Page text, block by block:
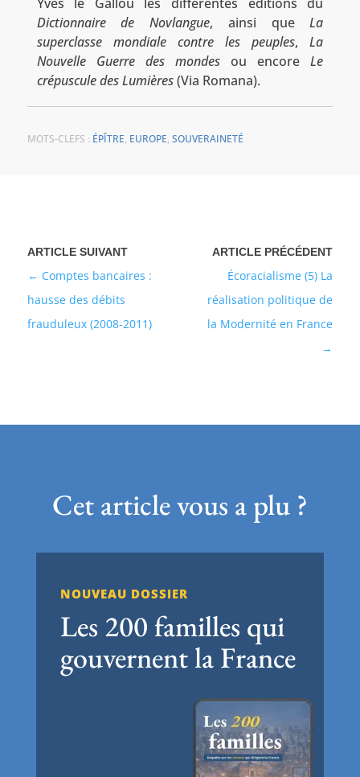
Yves le Gallou les différentes éditions du
Dictionnaire de Novlangue, ainsi queLa
superclasse mondiale contre les peuples,La
Nouvelle Guerre des mondes ou encoreLe
crépuscule des Lumières(Via Romana).
MOTS-CLEFS : ÉPÎTRE, EUROPE, SOUVERAINETÉ
Écoracialisme (5) La
réalisation politique de
la Modernité en France
Comptes bancaires :
hausse des débits
frauduleux (2008-2011)
Cet article vous a plu ?
NOUVEAU DOSSIER
Les 200 familles qui
gouvernent la France